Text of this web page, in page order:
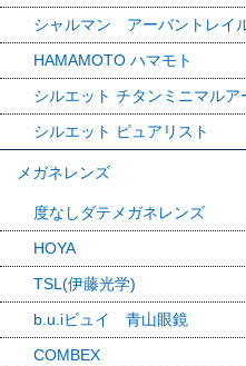
シャルマン アーバントレイ
HAMAMOTO ハマモト
シルエット チタンミニマル
シルエット ピュアリスト
メガネレンズ
度なしダテメガネレンズ
HOYA
TSL(伊藤光学)
b.u.iビュイ 青山眼鏡
COMBEX